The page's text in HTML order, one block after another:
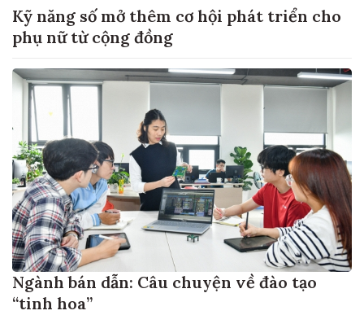
Kỹ năng số mở thêm cơ hội phát triển cho
phụ nữ từ cộng đồng
Ngành bán dẫn: Câu chuyện về đào tạo
“tinh hoa”